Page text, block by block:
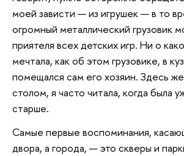
моей зависти — из игрушек — в то
огромный металлический грузовик
приятеля всех детских игр. Ни о
мечтала, как об этом грузовике, в
помещался сам его хозяин. Здесь
столом, я часто читала, когда была
старше.
Самые первые воспоминания,
двора, а города, — это скверы и